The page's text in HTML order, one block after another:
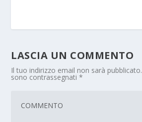
LASCIA UN COMMENTO
Il tuo indirizzo email non sarà pubblicato.
sono contrassegnati*